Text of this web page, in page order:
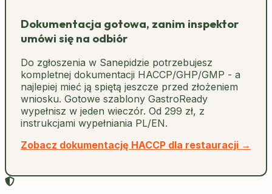
Dokumentacja gotowa, zanim inspektor
umówi się na odbiór
Do zgłoszenia w Sanepidzie potrzebujesz
kompletnej dokumentacji HACCP/GHP/GMP - a
najlepiej mieć ją spiętą jeszcze przed złożeniem
wniosku. Gotowe szablony GastroReady
wypełnisz w jeden wieczór. Od 299 zł, z
instrukcjami wypełniania PL/EN.
Zobacz dokumentację HACCP dla restauracji →